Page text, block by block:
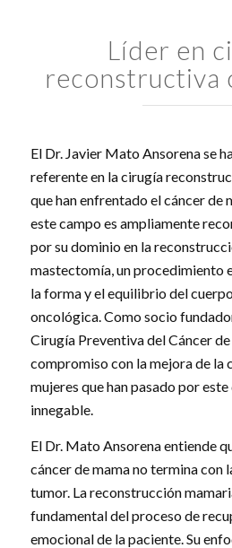
Líder en
reconstructiva
El Dr. Javier Mato Ansorena se
referente en la cirugía
que han enfrentado el cáncer de
este campo es ampliamente
por su dominio en la
mastectomía, un procedimiento
la forma y el equilibrio del
oncológica. Como socio
Cirugía Preventiva del Cáncer
compromiso con la mejora de la
mujeres que han pasado por
innegable.
El Dr. Mato Ansorena entiende
cáncer de mama no termina con
tumor. La reconstrucción
fundamental del proceso de
emocional de la paciente. Su